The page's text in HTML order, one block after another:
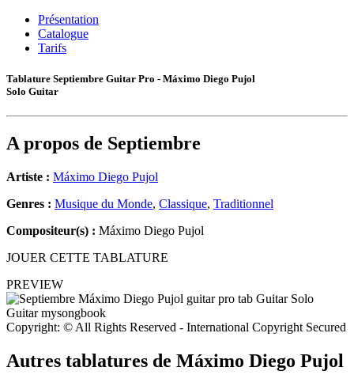
Présentation
Catalogue
Tarifs
Tablature Septiembre Guitar Pro - Máximo Diego Pujol
Solo Guitar
A propos de Septiembre
Artiste : Máximo Diego Pujol
Genres : Musique du Monde, Classique, Traditionnel
Compositeur(s) : Máximo Diego Pujol
JOUER CETTE TABLATURE
PREVIEW
Copyright: © All Rights Reserved - International Copyright Secured
Autres tablatures de Máximo Diego Pujol